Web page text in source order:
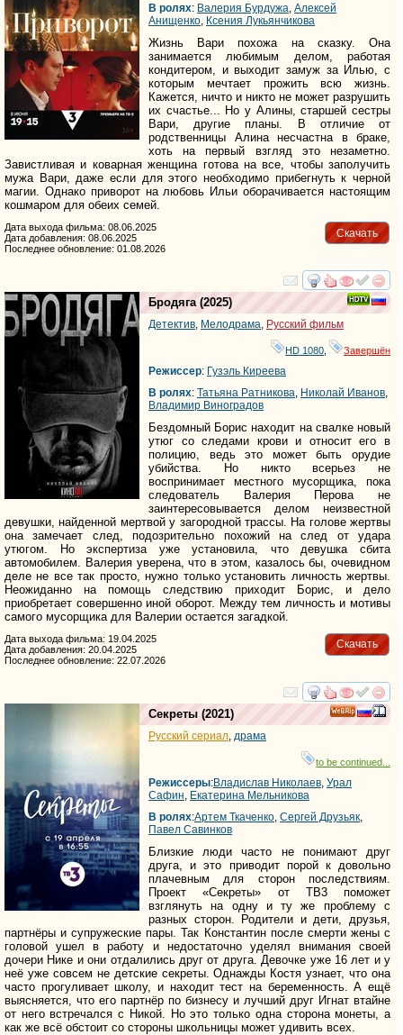
В ролях: Валерия Бурдужа, Алексей
Анищенко, Ксения Лукьянчикова
Жизнь Вари похожа на сказку. Она
занимается любимым делом, работая
кондитером, и выходит замуж за Илью, с
которым мечтает прожить всю жизнь.
Кажется, ничто и никто не может разрушить
их счастье... Но у Алины, старшей сестры
Вари, другие планы. В отличие от
родственницы Алина несчастна в браке,
хоть на первый взгляд это незаметно.
Завистливая и коварная женщина готова на все, чтобы заполучить
мужа Вари, даже если для этого необходимо прибегнуть к черной
магии. Однако приворот на любовь Ильи оборачивается настоящим
кошмаром для обеих семей.
Скачать
Дата выхода фильма: 08.06.2025
Дата добавления: 08.06.2025
Последнее обновление: 01.08.2026
смотреть
Бродяга (2025)
Детектив Мелодрама Русский фильм
HD 1080 Завершён
Режиссер: Гузэль Киреева
В ролях: Татьяна Ратникова Николай Иванов
Владимир Виноградов
Бездомный Борис находит на свалке новый
утюг со следами крови и относит его в
полицию, ведь это может быть орудие
убийства. Но никто всерьез не
воспринимает местного мусорщика, пока
следователь Валерия Перова не
заинтересовывается делом неизвестной
девушки, найденной мертвой у загородной трассы. На голове жертвы
она замечает след, подозрительно похожий на след от удара
утюгом. Но экспертиза уже установила, что девушка сбита
автомобилем. Валерия уверена, что в этом, казалось бы, очевидном
деле не все так просто, нужно только установить личность жертвы.
Неожиданно на помощь следствию приходит Борис, и дело
приобретает совершенно иной оборот. Между тем личность и мотивы
самого мусорщика для Валерии остается загадкой.
Скачать
Дата выхода фильма: 19.04.2025
Дата добавления: 20.04.2025
Последнее обновление: 22.07.2026
смотреть
Секреты (2021)
Русский сериал драма
to be continued...
Режиссеры:Владислав Николаев Урал
Сафин Екатерина Мельникова
В ролях:Артем Ткаченко Сергей Друзьяк
Павел Савинков
Близкие люди часто не понимают друг
друга, и это приводит порой к довольно
плачевным для сторон последствиям.
Проект «Секреты» от ТВ3 поможет
взглянуть на одну и ту же проблему с
разных сторон. Родители и дети, друзья,
партнёры и супружеские пары. Так Константин после смерти жены с
головой ушел в работу и недостаточно уделял внимания своей
дочери Нике и они отдалились друг от друга. Девочке уже 16 лет и у
неё уже совсем не детские секреты. Однажды Костя узнает, что она
часто прогуливает школу, и находит тест на беременность. А ещё
выясняется, что его партнёр по бизнесу и лучший друг Игнат втайне
от него встречался с Никой. Но это только одна сторона монеты, а
как же всё обстоит со стороны школьницы может удивить всех.